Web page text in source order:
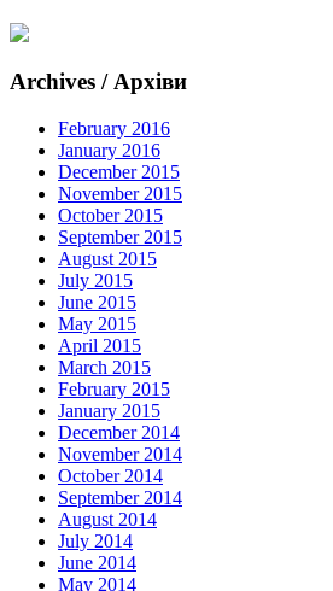
Archives / Архіви
February 2016
January 2016
December 2015
November 2015
October 2015
September 2015
August 2015
July 2015
June 2015
May 2015
April 2015
March 2015
February 2015
January 2015
December 2014
November 2014
October 2014
September 2014
August 2014
July 2014
June 2014
May 2014